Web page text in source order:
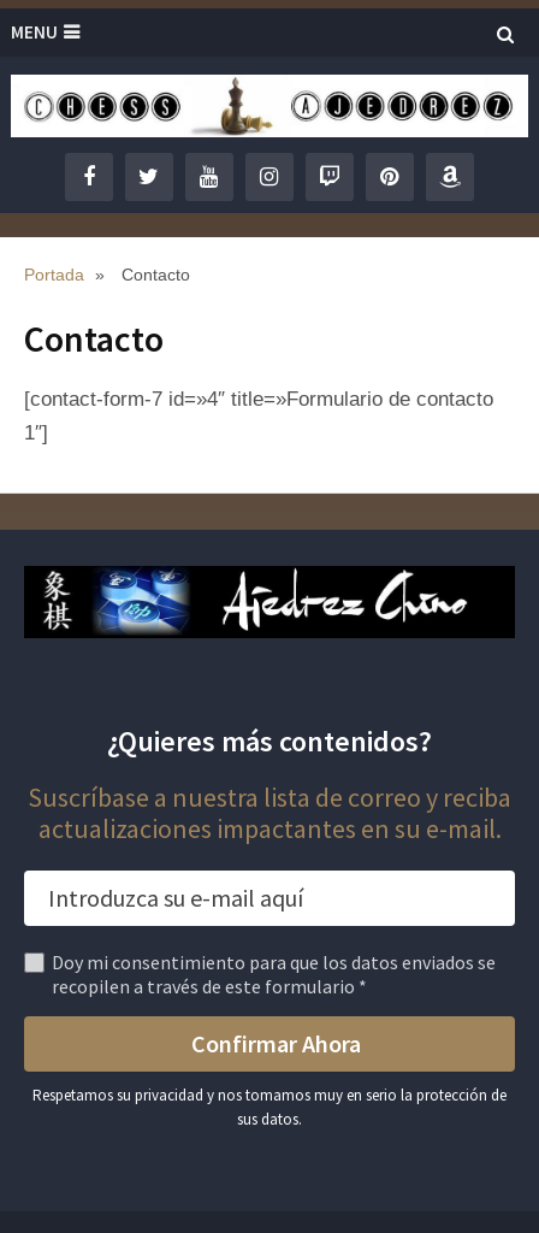
MENU
Portada » Contacto
Contacto
[contact-form-7 id=»4″ title=»Formulario de contacto
1″]
¿Quieres más contenidos?
Suscríbase a nuestra lista de correo y reciba
actualizaciones impactantes en su e-mail.
Doy mi consentimiento para que los datos enviados se
recopilen a través de este formulario *
Respetamos su privacidad y nos tomamos muy en serio la protección de
sus datos.